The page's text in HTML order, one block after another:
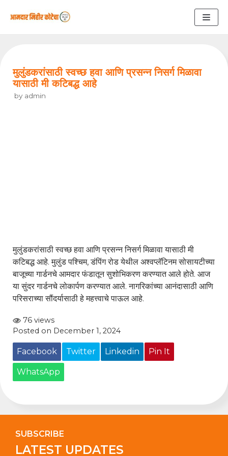
मुलुंडकरांसाठी स्वच्छ हवा आणि प्रसन्न निसर्ग मिळावा
यासाठी मी कटिबद्ध आहे
by admin
मुलुंडकरांसाठी स्वच्छ हवा आणि प्रसन्न निसर्ग मिळावा यासाठी मी
कटिबद्ध आहे. मुलुंड पश्चिम, डंपिंग रोड येथील अश्वप्लॅटिनम सोसायटीच्या
बाजूच्या गार्डनचे आमदार फंडातून सुशोभिकरण करण्यात आले होते. आज
या सुंदर गार्डनचे लोकार्पण करण्यात आले. नागरिकांच्या आनंदासाठी आणि
परिसराच्या सौंदर्यासाठी हे महत्त्वाचे पाऊल आहे.
76 views
Posted on December 1, 2024
Facebook Twitter Linkedin Pin It
WhatsApp
SUBSCRIBE
LATEST UPDATES